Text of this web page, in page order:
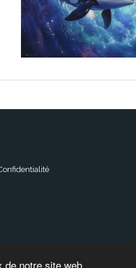
notre site web.